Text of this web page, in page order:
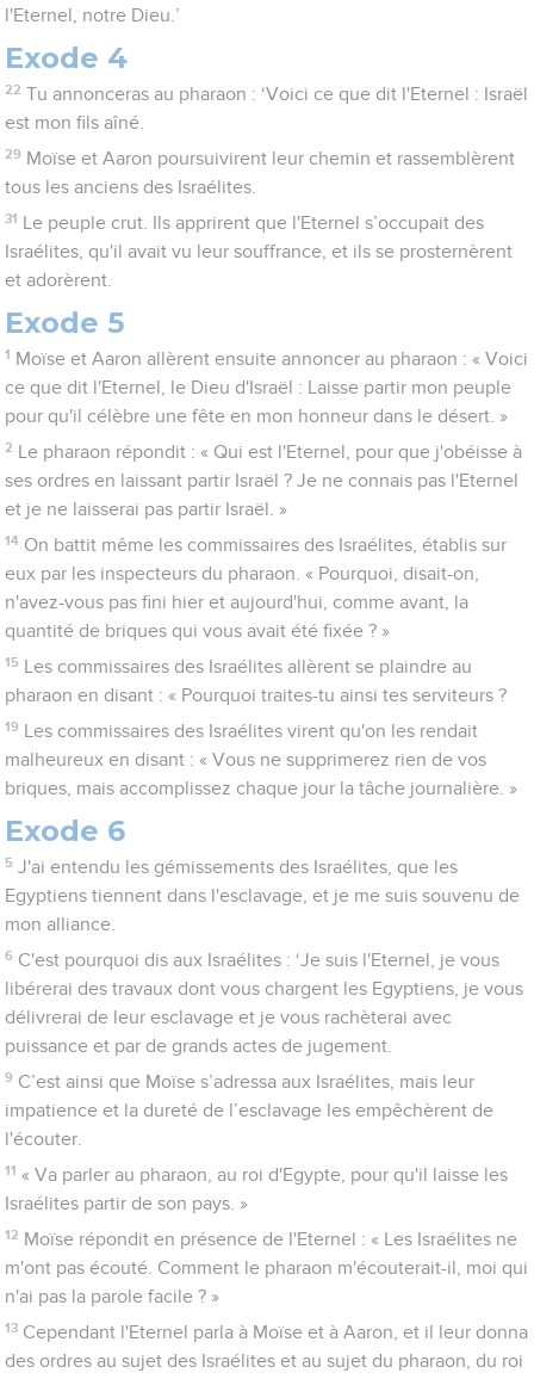
l'Eternel, notre Dieu.’
Exode 4
22 Tu annonceras au pharaon : ‘Voici ce que dit l'Eternel : Israël
est mon fils aîné.
29 Moïse et Aaron poursuivirent leur chemin et rassemblèrent
tous les anciens des Israélites.
31
Le peuple crut. Ils apprirent que l'Eternel s’occupait des
Israélites, qu'il avait vu leur souffrance, et ils se prosternèrent
et adorèrent.
Exode 5
1 Moïse et Aaron allèrent ensuite annoncer au pharaon : « Voici
ce que dit l'Eternel, le Dieu d'Israël : Laisse partir mon peuple
pour qu'il célèbre une fête en mon honneur dans le désert. »
2
Le pharaon répondit : « Qui est l'Eternel, pour que j'obéisse à
ses ordres en laissant partir Israël ? Je ne connais pas l'Eternel
et je ne laisserai pas partir Israël. »
14 On battit même les commissaires des Israélites, établis sur
eux par les inspecteurs du pharaon. « Pourquoi, disait-on,
n'avez-vous pas fini hier et aujourd'hui, comme avant, la
quantité de briques qui vous avait été fixée ? »
15
Les commissaires des Israélites allèrent se plaindre au
pharaon en disant : « Pourquoi traites-tu ainsi tes serviteurs ?
19
Les commissaires des Israélites virent qu'on les rendait
malheureux en disant : « Vous ne supprimerez rien de vos
briques, mais accomplissez chaque jour la tâche journalière. »
Exode 6
5 J'ai entendu les gémissements des Israélites, que les
Egyptiens tiennent dans l'esclavage, et je me suis souvenu de
mon alliance.
6 C'est pourquoi dis aux Israélites : ‘Je suis l'Eternel, je vous
libérerai des travaux dont vous chargent les Egyptiens, je vous
délivrerai de leur esclavage et je vous rachèterai avec
puissance et par de grands actes de jugement.
9 C’est ainsi que Moïse s’adressa aux Israélites, mais leur
impatience et la dureté de l’esclavage les empêchèrent de
l'écouter.
11 « Va parler au pharaon, au roi d'Egypte, pour qu'il laisse les
Israélites partir de son pays. »
12 Moïse répondit en présence de l'Eternel : « Les Israélites ne
m'ont pas écouté. Comment le pharaon m'écouterait-il, moi qui
n'ai pas la parole facile ? »
13 Cependant l'Eternel parla à Moïse et à Aaron, et il leur donna
des ordres au sujet des Israélites et au sujet du pharaon, du roi